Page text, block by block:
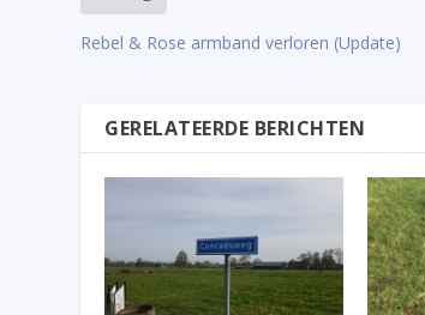
Rebel & Rose armband verloren (Update)
GERELATEERDE BERICHTEN